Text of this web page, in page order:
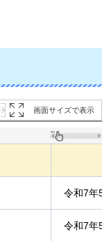
画面サイズで表示
令和7年5
令和7年5